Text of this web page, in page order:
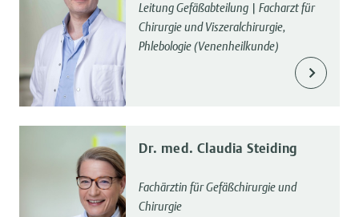
Leitung Gefäßabteilung | Facharzt für
Chirurgie und Viszeralchirurgie,
Phlebologie (Venenheilkunde)
Dr. med. Claudia Steiding
Fachärztin für Gefäßchirurgie und
Chirurgie